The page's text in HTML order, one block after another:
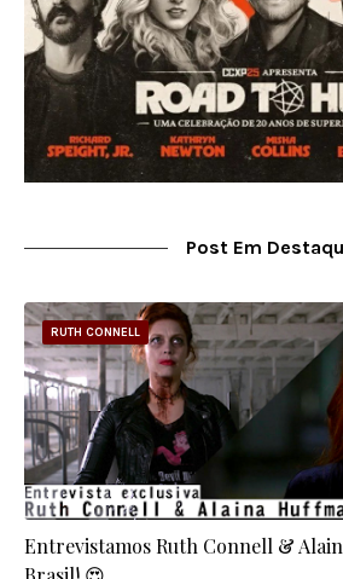
Post Em
RUTH CONNELL
Entrevistamos Ruth Connell &